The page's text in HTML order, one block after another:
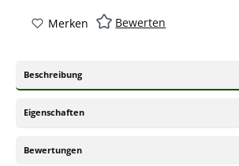
Merken Bewerten
Beschreibung
Eigenschaften
Bewertungen